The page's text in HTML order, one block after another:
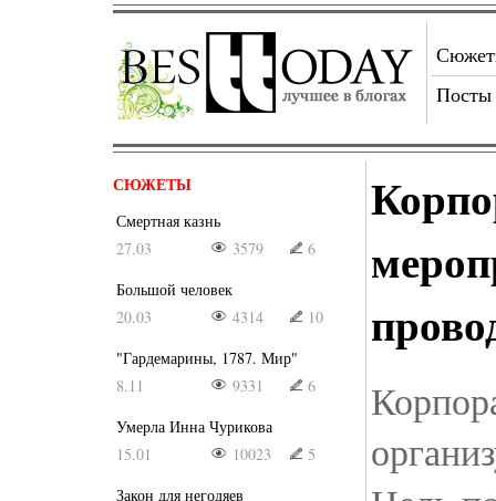
Посты
СЮЖЕТЫ
Смертная казнь
27.03
3579
6
Большой человек
20.03
4314
10
"Гардемарины, 1787. Мир"
8.11
9331
6
Умерла Инна Чурикова
15.01
10023
5
Закон для негодяев